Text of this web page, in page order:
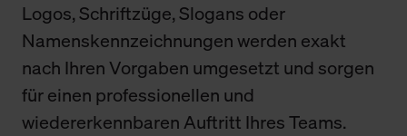
Logos, Schriftzüge, Slogans oder
Namenskennzeichnungen werden exakt
nach Ihren Vorgaben umgesetzt und sorgen
für einen professionellen und
wiedererkennbaren Auftritt Ihres Teams.